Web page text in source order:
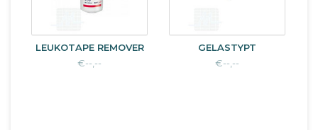
LEUKOTAPE REMOVER
€--,--
GELASTYPT
€--,--